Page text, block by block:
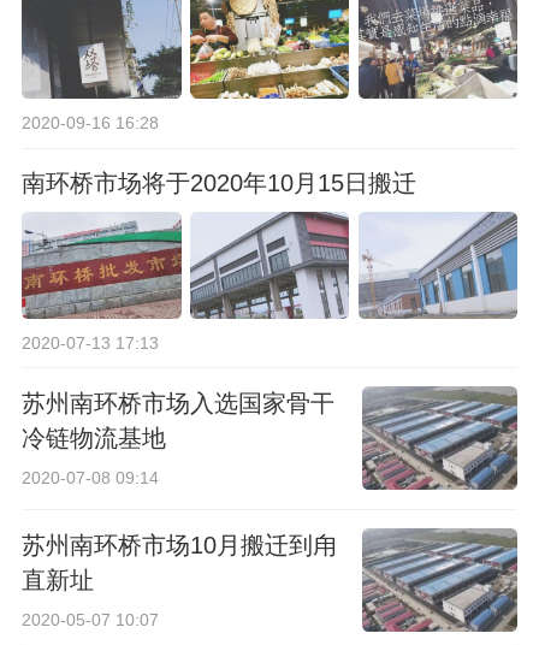
2020-09-16 16:28
南环桥市场将于2020年10月15日搬迁
2020-07-13 17:13
苏州南环桥市场入选国家骨干
冷链物流基地
2020-07-08 09:14
苏州南环桥市场10月搬迁到甪
直新址
2020-05-07 10:07